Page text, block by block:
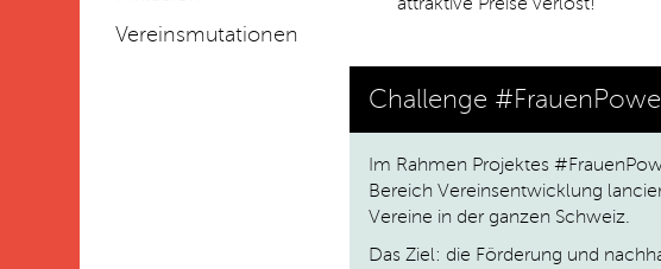
Vereinsmutationen
Challenge
Im Rahmen Projektes
Bereich Vereinsentwicklung
Vereine in der ganzen Schweiz.
Das Ziel: die Förderung und